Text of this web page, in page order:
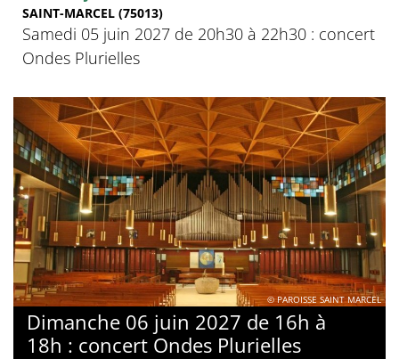
SAINT-MARCEL (75013)
Samedi 05 juin 2027 de 20h30 à 22h30 : concert
Ondes Plurielles
© PAROISSE SAINT MARCEL
Dimanche 06 juin 2027 de 16h à
18h : concert Ondes Plurielles